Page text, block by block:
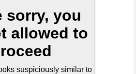
sorry, you
allowed to
suspiciously similar to